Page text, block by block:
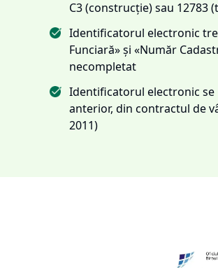
C3 (construcție) sau 12783
Identificatorul electronic
Funciară» și «Număr
necompletat
Identificatorul electronic
anterior, din contractul de
2011)